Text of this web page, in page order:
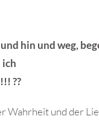
hin und weg,
??
Wahrheit und der